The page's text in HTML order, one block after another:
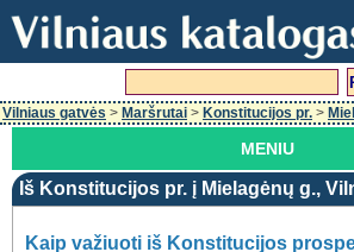
Vilniaus gatvės > Maršrutai > Konstitucijos pr. >
MENIU
Iš Konstitucijos pr. į Mielagėnų g.,
Kaip važiuoti iš Konstitucijos